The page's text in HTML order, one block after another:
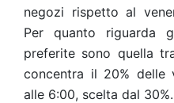
negozi rispetto al
Per quanto riguarda
preferite sono quella
concentra il 20% delle
alle 6:00, scelta dal 30%.